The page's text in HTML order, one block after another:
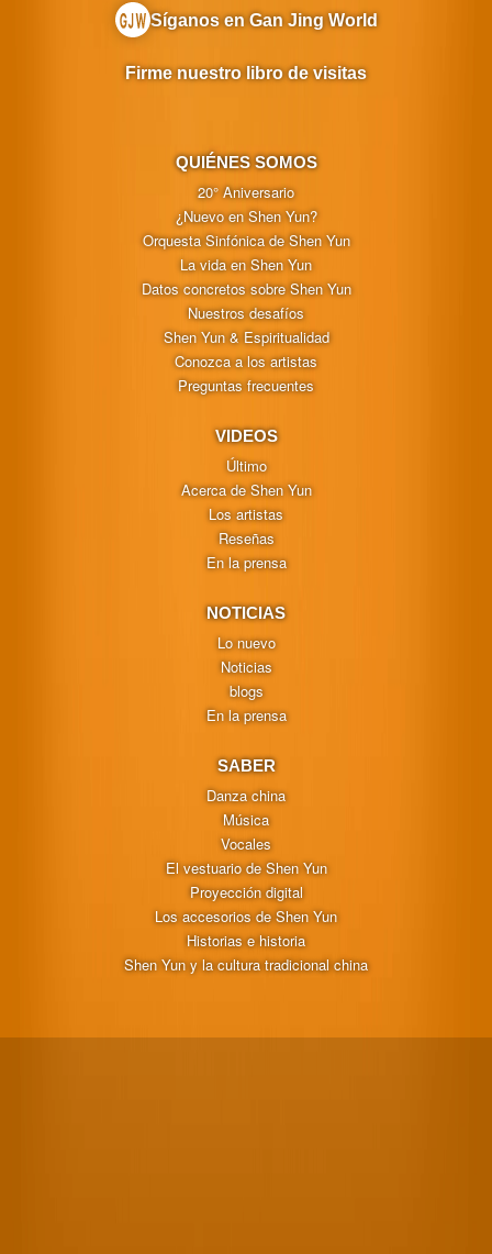
QUIÉNES SOMOS
20° Aniversario
¿Nuevo en Shen Yun?
Orquesta Sinfónica de Shen Yun
La vida en Shen Yun
Datos concretos sobre Shen Yun
Nuestros desafíos
Shen Yun & Espiritualidad
Conozca a los artistas
Preguntas frecuentes
VIDEOS
Último
Acerca de Shen Yun
Los artistas
Reseñas
En la prensa
NOTICIAS
Lo nuevo
Noticias
blogs
En la prensa
SABER
Danza china
Música
Vocales
El vestuario de Shen Yun
Proyección digital
Los accesorios de Shen Yun
Historias e historia
Shen Yun y la cultura tradicional china
Síganos en Gan Jing World
Firme nuestro libro de visitas